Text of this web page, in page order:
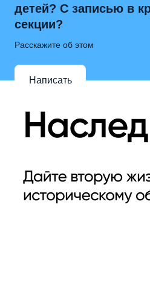
детей? С записью в
секции?
Расскажите об этом
Написать